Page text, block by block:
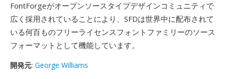
FontForgeがオープンソースタイプデザインコミュニティで
広く採用されていることにより、SFDは世界中に配布されて
いる何百ものフリーライセンスフォントファミリーのソース
フォーマットとして機能しています。
開発元: George Williams